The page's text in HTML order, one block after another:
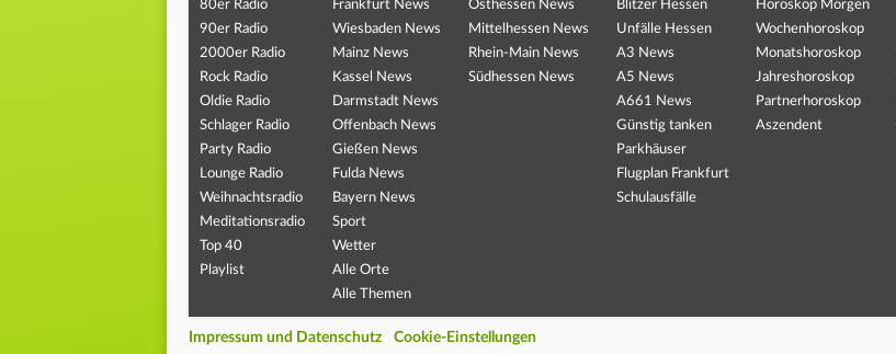
80er Radio
90er Radio
2000er Radio
Rock Radio
Oldie Radio
Schlager Radio
Party Radio
Lounge Radio
Weihnachtsradio
Meditationsradio
Top 40
Playlist
Frankfurt News
Wiesbaden News
Mainz News
Kassel News
Darmstadt News
Offenbach News
Gießen News
Fulda News
Bayern News
Sport
Wetter
Alle Orte
Alle Themen
Osthessen News
Mittelhessen News
Rhein-Main News
Südhessen News
Blitzer Hessen
Unfälle Hessen
A3 News
A5 News
A661 News
Günstig tanken
Parkhäuser
Flugplan Frankfurt
Schulausfälle
Horoskop Morgen
Wochenhoroskop
Monatshoroskop
Jahreshoroskop
Partnerhoroskop
Aszendent
Impressum und Datenschutz Cookie-Einstellungen